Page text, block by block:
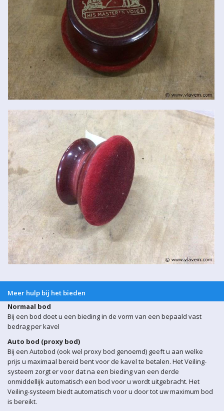
Meer hulp bij het bieden
Normaal bod
Bij een bod doet u een bieding in de vorm van een bepaald vast
bedrag per kavel
Auto bod (proxy bod)
Bij een Autobod (ook wel proxy bod genoemd) geeft u aan welke
prijs u maximaal bereid bent voor de kavel te betalen. Het Veiling-
systeem zorgt er voor dat na een bieding van een derde
onmiddellijk automatisch een bod voor u wordt uitgebracht. Het
Veiling-systeem biedt automatisch voor u door tot uw maximum bod
is bereikt.